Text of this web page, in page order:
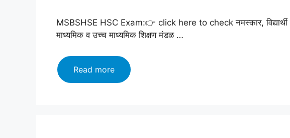
MSBSHSE HSC Exam:👉 click here to check नमस्कार, विद्यार्थी
माध्यमिक व उच्च माध्यमिक शिक्षण मंडळ …
Read moreHSC
Result